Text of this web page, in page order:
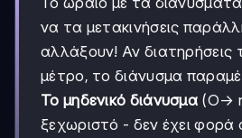
να τα μετακινήσεις
αλλάξουν! Αν διατηρήσεις
μέτρο, το διάνυσμα
Το μηδενικό διάνυσμα (Ο→
ξεχωριστό - δεν έχει φορά